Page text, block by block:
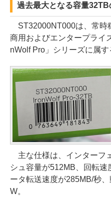
過去最大となる容量32TB
ST32000NT000は、常時
商用およびエンタープライ
nWolf Pro」シリーズに属す
主な仕様は、インターフ
シュ容量が512MB、回転
ータ転送速度が285MB/秒
W。